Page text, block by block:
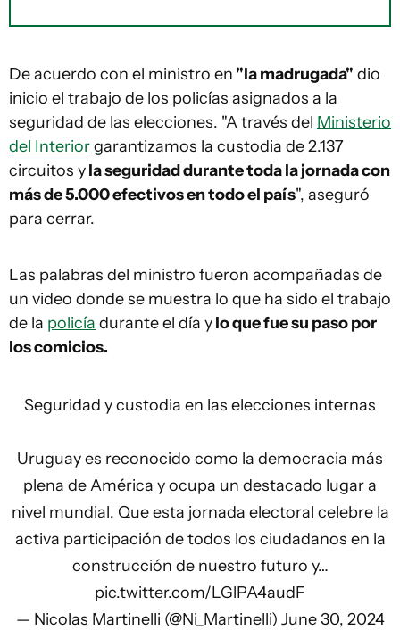
De acuerdo con el ministro en "la madrugada" dio
inicio el trabajo de los policías asignados a la
seguridad de las elecciones. "A través del Ministerio
del Interiorgarantizamos la custodia de 2.137
circuitos yla seguridad durante toda la jornada con
más de 5.000 efectivos en todo el país", aseguró
para cerrar.
Las palabras del ministro fueron acompañadas de
un video donde se muestra lo que ha sido el trabajo
de la policía durante el día ylo que fue su paso por
los comicios.
Seguridad y custodia en las elecciones internas
Uruguay es reconocido como la democracia más
plena de América y ocupa un destacado lugar a
nivel mundial. Que esta jornada electoral celebre la
activa participación de todos los ciudadanos en la
construcción de nuestro futuro y…
pic.twitter.com/LGlPA4audF
— Nicolas Martinelli (@Ni_Martinelli) June 30, 2024